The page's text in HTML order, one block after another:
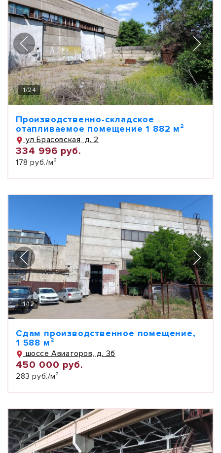
1/24
Производственно-складское
отапливаемое помещение 1 882 м²
ул Брасовская, д. 2
334 996 руб.
178 руб./м²
1/12
Сдам производственное помещение,
1 588 м²
шоссе Авиаторов, д. 3б
450 000 руб.
283 руб./м²